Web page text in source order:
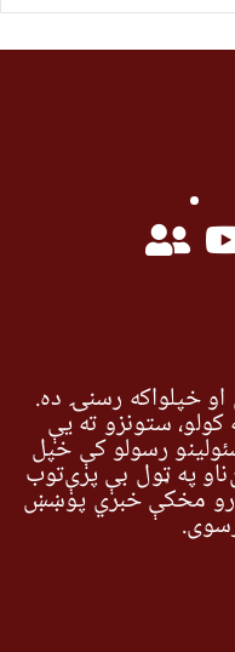
او خپلواکه رسنۍ ده.
کولو، ستونزو ته یې
رسولو کې خپل
په ټول بې پرې‌توب
مخکې خبري پوښښ